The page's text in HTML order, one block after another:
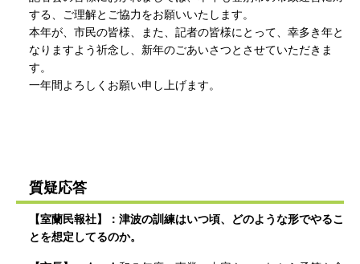
する、ご理解とご協力をお願いいたします。
本年が、市民の皆様、また、記者の皆様にとって、幸多き年と
なりますよう祈念し、新年のごあいさつとさせていただきま
す。
一年間よろしくお願い申し上げます。
質疑応答
【室蘭民報社】：津波の訓練はいつ頃、どのような形でやるこ
とを想定してるのか。